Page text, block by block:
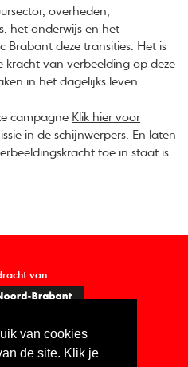
van cookies
de site. Klik je
overheden,
het onderwijs en het
Brabant deze transities. Het is
kracht van verbeelding op deze
in het dagelijks leven.
campagne Klik hier voor
in de schijnwerpers. En laten
toe in staat is.
van